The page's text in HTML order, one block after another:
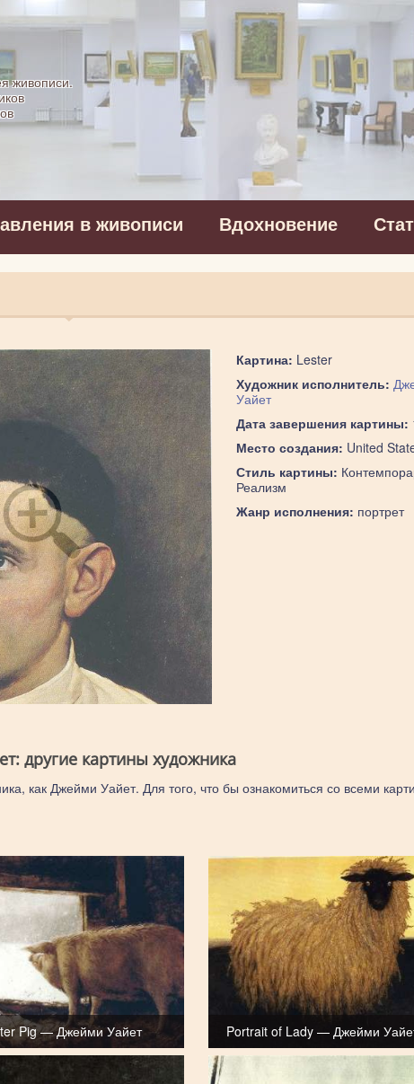
галерея
живописи.
в живописи Вдохновение
Картина: Lester
Художник исполнитель:
Уайет
Дата завершения картины:
Место создания: United
Стиль картины:
Реализм
Жанр исполнения: портрет
другие картины художника
как Джейми Уайет. Для того, что бы ознакомиться со всеми
Pig — Джейми Уайет Portrait of Lady — Джейми